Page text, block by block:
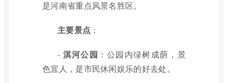
是河南省重点风景名胜区。
主要景点 ：
- 淇河公园 ：公园内绿树成荫，景
色宜人，是市民休闲娱乐的好去处。